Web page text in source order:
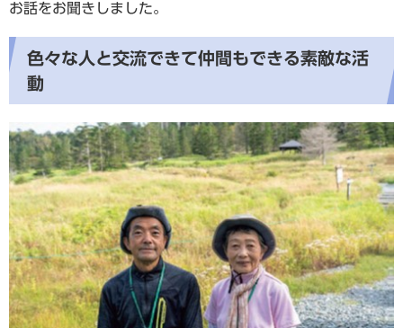
お話をお聞きしました。
色々な人と交流できて仲間もできる素敵な活
動